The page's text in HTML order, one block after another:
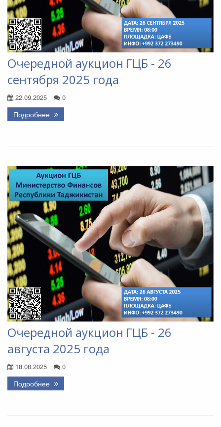
Очередной аукцион ГЦБ - 26
сентября 2025 года
22.09.2025 0
Подробнее
Очередной аукцион ГЦБ - 26
августа 2025 года
18.08.2025 0
Подробнее